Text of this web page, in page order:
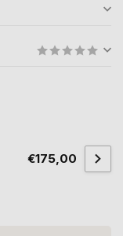
€175,00